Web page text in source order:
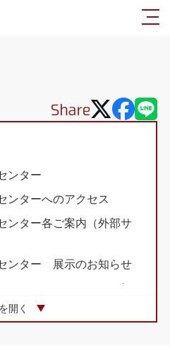
ンター
ンターへのアクセス
ンター各ご案内（外部サ
ンター 展示のお知らせ
開く